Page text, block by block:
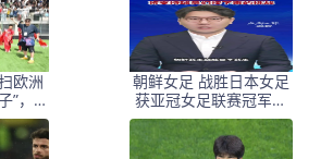
欧洲
”，撕
？
朝鲜女足 战胜日本女足
获亚冠女足联赛冠军李
在明 发文祝贺